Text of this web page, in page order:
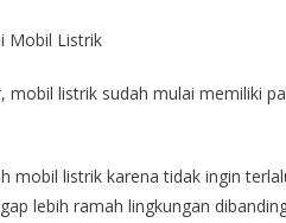
Mobil Listrik
mobil listrik sudah mulai memiliki
mobil listrik karena tidak ingin
lebih ramah lingkungan